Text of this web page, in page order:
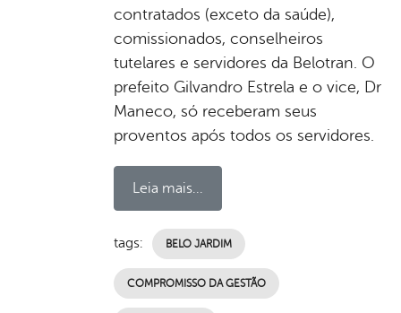
contratados (exceto da saúde),
comissionados, conselheiros
tutelares e servidores da Belotran. O
prefeito Gilvandro Estrela e o vice, Dr
Maneco, só receberam seus
proventos após todos os servidores.
Leia mais...
tags: BELO JARDIM
COMPROMISSO DA GESTÃO